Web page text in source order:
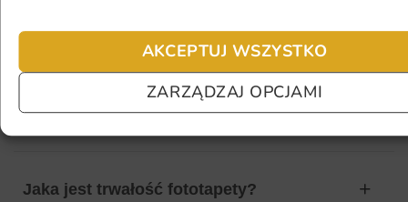
AKCEPTUJ WSZYSTKO
ZARZĄDZAJ OPCJAMI
Jaki materiał wybrać?
Jaka jest trwałość fototapety?